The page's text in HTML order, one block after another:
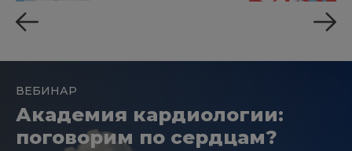
ВЕБИНАР
Академия кардиологии:
поговорим по сердцам?